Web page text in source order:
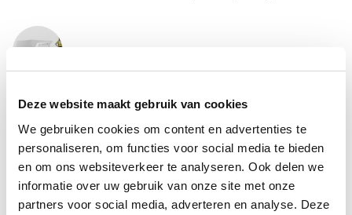
Deze website maakt gebruik van cookies
We gebruiken cookies om content en advertenties te
personaliseren, om functies voor social media te bieden
en om ons websiteverkeer te analyseren. Ook delen we
informatie over uw gebruik van onze site met onze
partners voor social media, adverteren en analyse. Deze
Van 3 tot 30 m3 containers
←terug naar het overzicht containervergunningen
van andere steden
Disclaimer